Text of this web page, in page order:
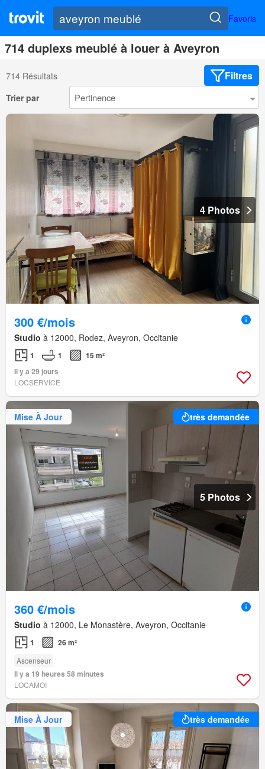
Favoris
714 duplexs meublé à louer à Aveyron
714 Résultats Filtres
Trier par
4 Photos
300 €/mois
Studio à 12000, Rodez, Aveyron, Occitanie
1 1
15 m²
Il y a 29 jours
LOCSERVICE
Mise À Jour très demandée
5 Photos
360 €/mois
Studio à 12000, Le Monastère, Aveyron, Occitanie
1 26 m²
Ascenseur
Il y a 19 heures 58 minutes
LOCAMOI
Mise À Jour très demandée